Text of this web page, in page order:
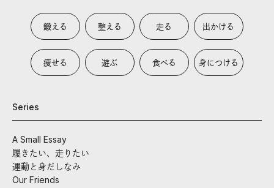
鍛える 整える 走る 出かける
痩せる 遊ぶ 食べる 身につける
Series
A Small Essay
履きたい、走りたい
運動と身だしなみ
Our Friends